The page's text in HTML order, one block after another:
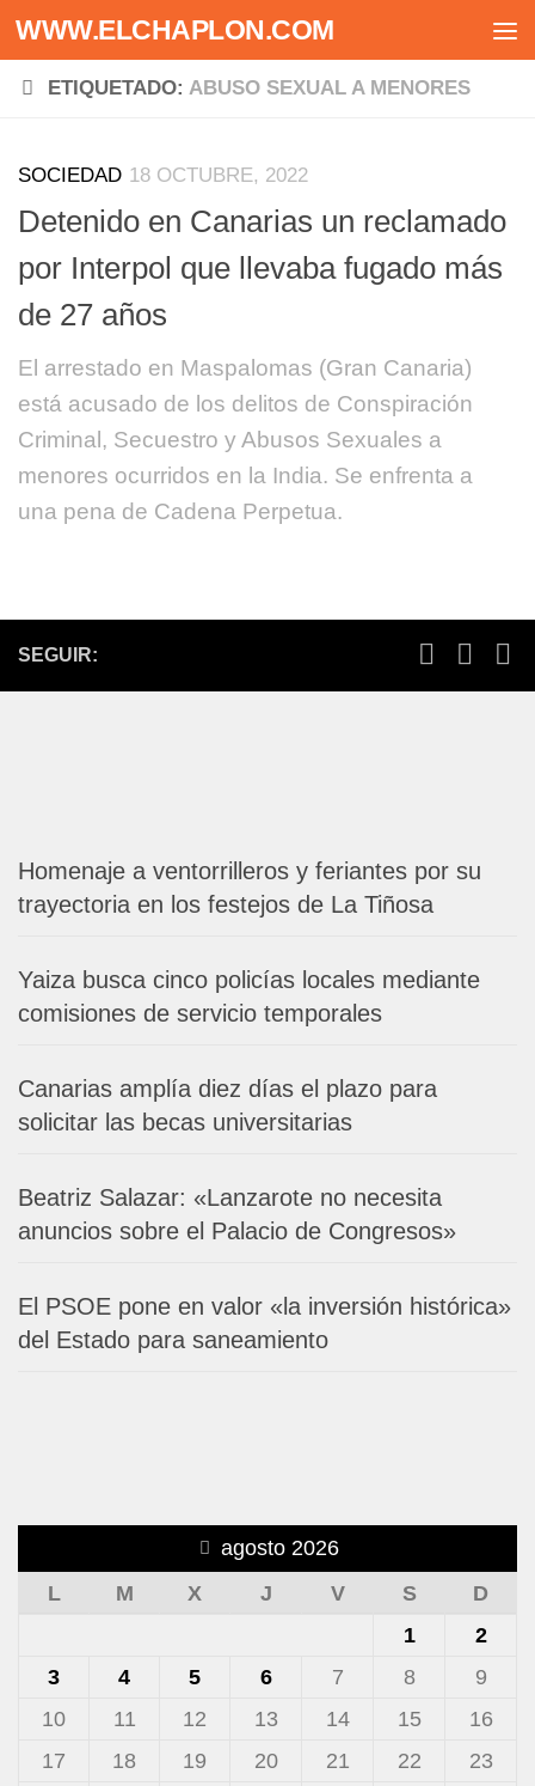
Saltar al contenido
WWW.ELCHAPLON.COM
ETIQUETADO: ABUSO SEXUAL A MENORES
SOCIEDAD 18 OCTUBRE, 2022
Detenido en Canarias un reclamado
por Interpol que llevaba fugado más
de 27 años
El arrestado en Maspalomas (Gran Canaria)
está acusado de los delitos de Conspiración
Criminal, Secuestro y Abusos Sexuales a
menores ocurridos en la India. Se enfrenta a
una pena de Cadena Perpetua.
SEGUIR:
Homenaje a ventorrilleros y feriantes por su
trayectoria en los festejos de La Tiñosa
Yaiza busca cinco policías locales mediante
comisiones de servicio temporales
Canarias amplía diez días el plazo para
solicitar las becas universitarias
Beatriz Salazar: «Lanzarote no necesita
anuncios sobre el Palacio de Congresos»
El PSOE pone en valor «la inversión histórica»
del Estado para saneamiento
agosto 2026
L
M X J V S
D
1
2
3
4 5 6 7 8
9
10
11 12 13 14 15
16
17
18 19 20 21 22
23